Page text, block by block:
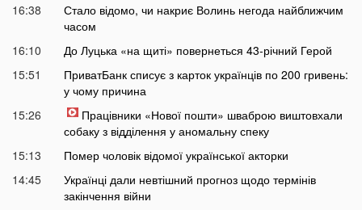
16:38
Стало відомо, чи накриє Волинь негода найближчим
часом
16:10
До Луцька «на щиті» повернеться 43-річний Герой
15:51
ПриватБанк списує з карток українців по 200 гривень:
у чому причина
15:26
Працівники «Нової пошти» шваброю виштовхали
собаку з відділення у аномальну спеку
15:13
Помер чоловік відомої української акторки
14:45
Українці дали невтішний прогноз щодо термінів
закінчення війни